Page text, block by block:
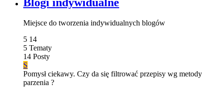
Miejsce do tworzenia indywidualnych blogów
5 14
5 Tematy
14 Posty
S
Pomysł ciekawy. Czy da się filtrować przepisy wg metody
parzenia ?